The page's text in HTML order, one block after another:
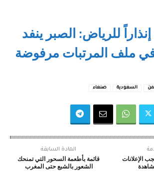
للرياض: الصبر ينفد
ملف المرتبات مرفوضة
السعودية صنعاء
المادة السابقة
قائمة بأطعمة السحور التي تمنحك
الشعور بالشبع حتى المغرب
الإعلانات